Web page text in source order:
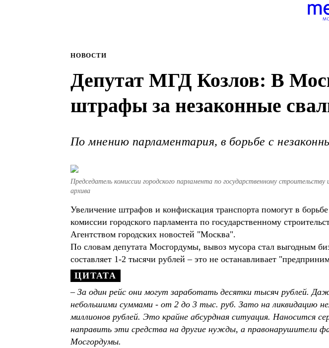
НОВОСТИ
Депутат МГД Козлов: В
штрафы за незаконные
По мнению парламентария, в борьбе с
Председатель комиссии городского парламента по государственному
архива
Увеличение штрафов и конфискация транспорта помогут в
комиссии городского парламента по государственному
Агентством городских новостей "Москва".
По словам депутата Мосгордумы, вывоз мусора стал выгодным
составляет 1-2 тысячи рублей – это не останавливает
– За один рейс они могут заработать десятки тысяч рублей.
небольшими суммами - от 2 до 3 тыс. руб. Зато на ликвидацию
миллионов рублей. Это крайне абсурдная ситуация. Наносится
направить эти средства на другие нужды, а правонарушители
Мосгордумы.